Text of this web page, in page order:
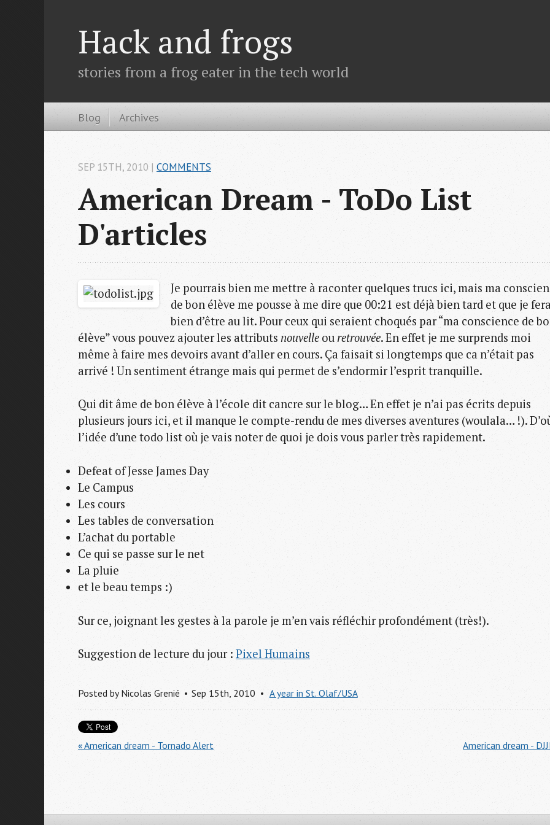
Hack and frogs
stories from a frog eater in the tech world
Blog Archives
American Dream - ToDo List
D'articles
SEP 15TH, 2010 | COMMENTS
Je pourrais bien me mettre à raconter quelques trucs ici, mais ma
de bon élève me pousse à me dire que 00:21 est déjà bien tard et que je
bien d’être au lit. Pour ceux qui seraient choqués par “ma conscience de
élève” vous pouvez ajouter les attributs nouvelle ouretrouvée. En effet je me surprends moi
même à faire mes devoirs avant d’aller en cours. Ça faisait si longtemps que ca n’était pas
arrivé ! Un sentiment étrange mais qui permet de s’endormir l’esprit tranquille.
Qui dit âme de bon élève à l’école dit cancre sur le blog… En effet je n’ai pas écrits depuis
plusieurs jours ici, et il manque le compte-rendu de mes diverses aventures (woulala… !).
l’idée d’une todo list où je vais noter de quoi je dois vous parler très rapidement.
Defeat of Jesse James Day
Le Campus
Les cours
Les tables de conversation
L’achat du portable
Ce qui se passe sur le net
La pluie
et le beau temps :)
Sur ce, joignant les gestes à la parole je m’en vais réfléchir profondément (très!).
Suggestion de lecture du jour : Pixel Humains
Posted by Nicolas Grenié Sep 15th, 2010 A year in St. Olaf/USA
« American dream - Tornado Alert American dream -